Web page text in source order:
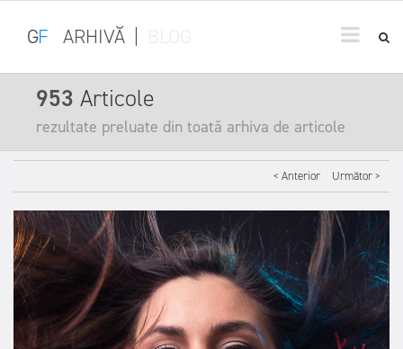
GF ARHIVĂ
953 Articole
rezultate preluate din toată arhiva de articole
< Anterior Următor >